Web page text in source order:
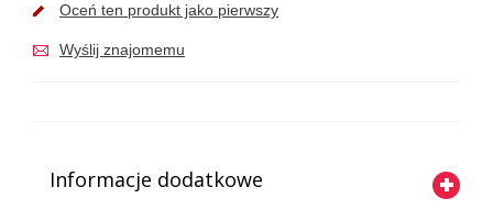
Oceń ten produkt jako pierwszy
Wyślij znajomemu
Informacje dodatkowe